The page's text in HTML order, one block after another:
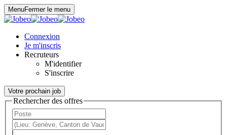
MenuFermer le menu
Connexion
Je m'inscris
Recruteurs
M'identifier
S'inscrire
Votre prochain job
Rechercher des offres
Panneau de gestion des cookies